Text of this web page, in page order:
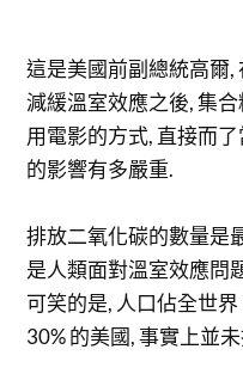
這是美國前副總統高爾,
減緩溫室效應之後, 集
用電影的方式, 直接而
的影響有多嚴重.
排放二氧化碳的數量是
是人類面對溫室效應問
可笑的是, 人口佔全世
30% 的美國, 事實上並